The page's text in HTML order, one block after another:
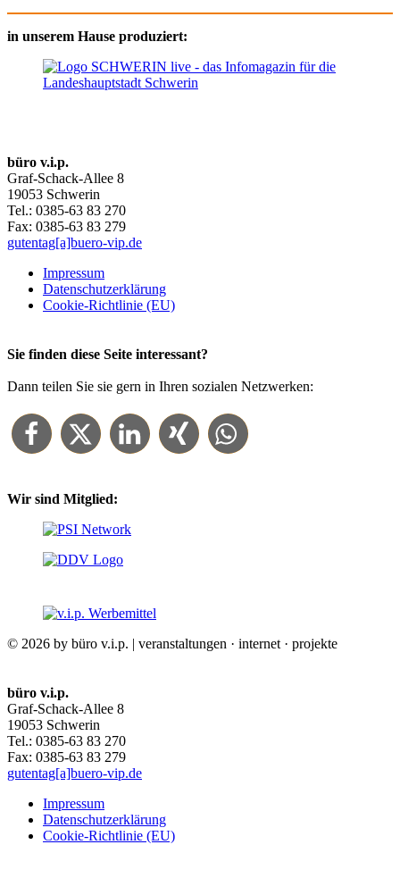
in unserem Hause produziert:
büro v.i.p.
Graf-Schack-Allee 8
19053 Schwerin
Tel.: 0385-63 83 270
Fax: 0385-63 83 279
gutentag[a]buero-vip.de
Impressum
Datenschutz­erklärung
Cookie-Richtlinie (EU)
Sie finden diese Seite interessant?
Dann teilen Sie sie gern in Ihren sozialen Netzwerken:
Wir sind Mitglied:
© 2026 by büro v.i.p. | veranstaltungen · internet · projekte
büro v.i.p.
Graf-Schack-Allee 8
19053 Schwerin
Tel.: 0385-63 83 270
Fax: 0385-63 83 279
gutentag[a]buero-vip.de
Impressum
Datenschutz­erklärung
Cookie-Richtlinie (EU)